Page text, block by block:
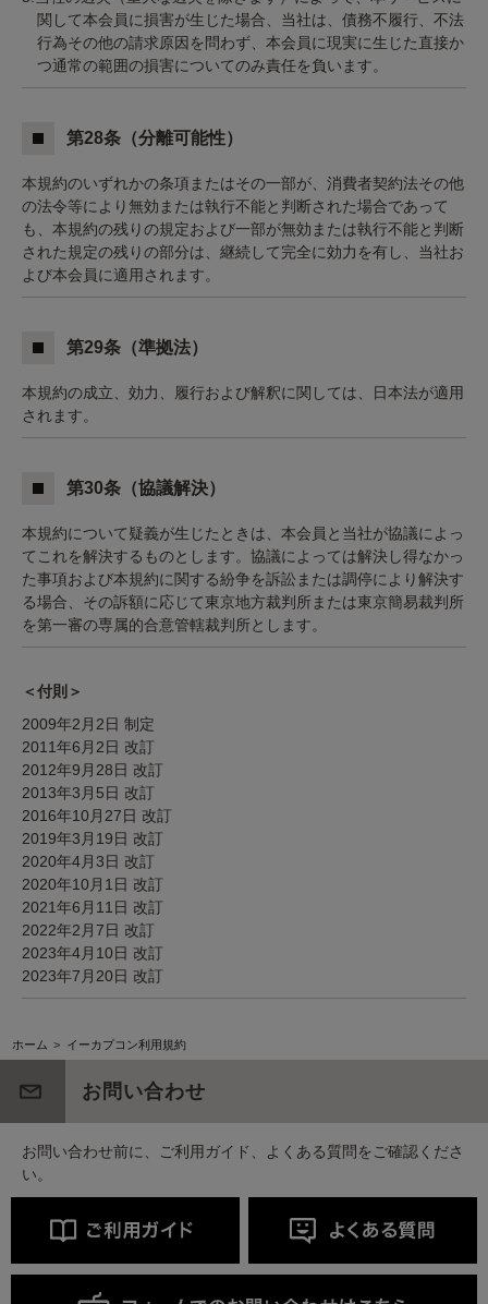
関して本会員に損害が生じた場合、当社は、債務不履行、不法
行為その他の請求原因を問わず、本会員に現実に生じた直接か
つ通常の範囲の損害についてのみ責任を負います。
第28条（分離可能性）
本規約のいずれかの条項またはその一部が、消費者契約法その他
の法令等により無効または執行不能と判断された場合であって
も、本規約の残りの規定および一部が無効または執行不能と判断
された規定の残りの部分は、継続して完全に効力を有し、当社お
よび本会員に適用されます。
第29条（準拠法）
本規約の成立、効力、履行および解釈に関しては、日本法が適用
されます。
第30条（協議解決）
本規約について疑義が生じたときは、本会員と当社が協議によっ
てこれを解決するものとします。協議によっては解決し得なかっ
た事項および本規約に関する紛争を訴訟または調停により解決す
る場合、その訴額に応じて東京地方裁判所または東京簡易裁判所
を第一審の専属的合意管轄裁判所とします。
＜付則＞
2009年2月2日 制定
2011年6月2日 改訂
2012年9月28日 改訂
2013年3月5日 改訂
2016年10月27日 改訂
2019年3月19日 改訂
2020年4月3日 改訂
2020年10月1日 改訂
2021年6月11日 改訂
2022年2月7日 改訂
2023年4月10日 改訂
2023年7月20日 改訂
ホーム > イーカプコン利用規約
お問い合わせ
お問い合わせ前に、ご利用ガイド、よくある質問をご確認くださ
い。